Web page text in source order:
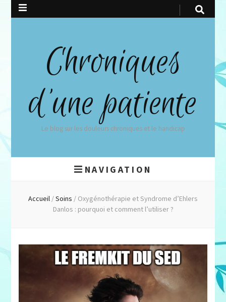
Chroniques
d'une patiente
Le blog sur les douleurs chroniques et le handicap
NAVIGATION
Accueil/Soins / Oxygénothérapie et Syndrome d’Ehlers
Danlos : pourquoi et comment l’utiliser ?